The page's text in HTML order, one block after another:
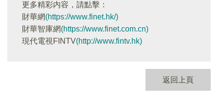
更多精彩内容，請點擊：
財華網(https://www.finet.hk/)
財華智庫網(https://www.finet.com.cn)
現代電視FINTV(http://www.fintv.hk)
返回上頁